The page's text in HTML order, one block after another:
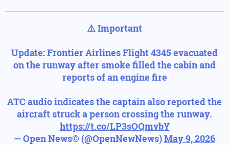
⚠️ Important
Update: Frontier Airlines Flight 4345 evacuated
on the runway after smoke filled the cabin and
reports of an engine fire
ATC audio indicates the captain also reported the
aircraft struck a person crossing the runway.
https://t.co/LP3sOQmvbY
— Open News© (@OpenNewNews)May 9, 2026